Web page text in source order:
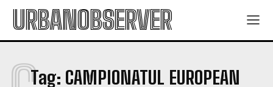
URBANOBSERVER
Tag: CAMPIONATUL EUROPEAN